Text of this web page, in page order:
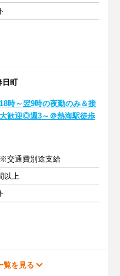
日町
時～翌9時の夜勤のみ＆接
歓迎◎週3～＠熱海駅徒歩
交通費別途支給
以上
覧を見る